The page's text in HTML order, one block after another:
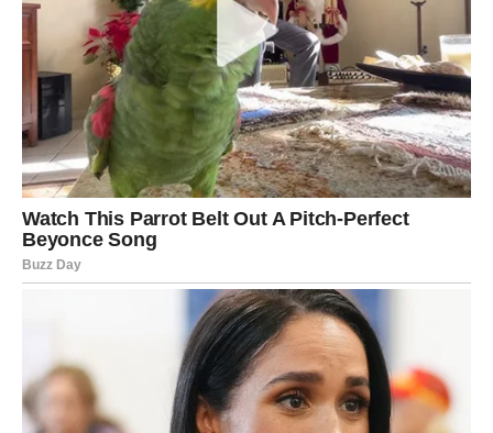
ljepši period. Poslije problema, distance ili nesporazuma
dolazi više razumijevanja, pažnje i bliskosti.
Ova karta takođe pokazuje veliku sreću kada je novac u
pitanju. Moguće je da ćeš dobiti priliku za dodatnu
zaradu, poklon, pomoć ili vijest koja će ti skinuti veliki
teret sa leđa. Neko ko te cijeni mogao bi ti pružiti podršku
onda kada to najmanje očekuješ.
Veoma je moguće i putovanje ili promjena okruženja koja
će ti mnogo prijati. Potreban ti je bijeg od svega što te
umara, a sudbina ti upravo to sada donosi.
Ono što je posebno zanimljivo jeste da će mnogi koji
izaberu ovu kartu uskoro postati predmet nečijeg kajanja.